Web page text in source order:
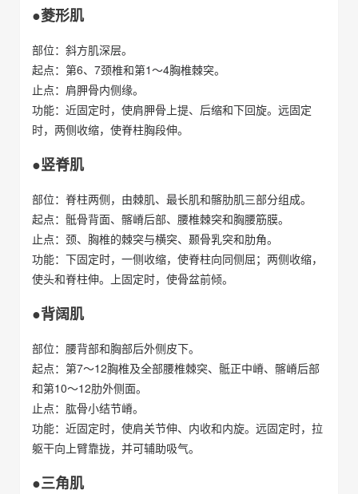
●菱形肌
部位：斜方肌深层。
起点：第6、7颈椎和第1～4胸椎棘突。
止点：肩胛骨内侧缘。
功能：近固定时，使肩胛骨上提、后缩和下回旋。远固定
时，两侧收缩，使脊柱胸段伸。
●竖脊肌
部位：脊柱两侧，由棘肌、最长肌和髂肋肌三部分组成。
起点：骶骨背面、髂嵴后部、腰椎棘突和胸腰筋膜。
止点：颈、胸椎的棘突与横突、颞骨乳突和肋角。
功能：下固定时，一侧收缩，使脊柱向同侧屈；两侧收缩，
使头和脊柱伸。上固定时，使骨盆前倾。
●背阔肌
部位：腰背部和胸部后外侧皮下。
起点：第7～12胸椎及全部腰椎棘突、骶正中嵴、髂嵴后部
和第10～12肋外侧面。
止点：肱骨小结节嵴。
功能：近固定时，使肩关节伸、内收和内旋。远固定时，拉
躯干向上臂靠拢，并可辅助吸气。
●三角肌